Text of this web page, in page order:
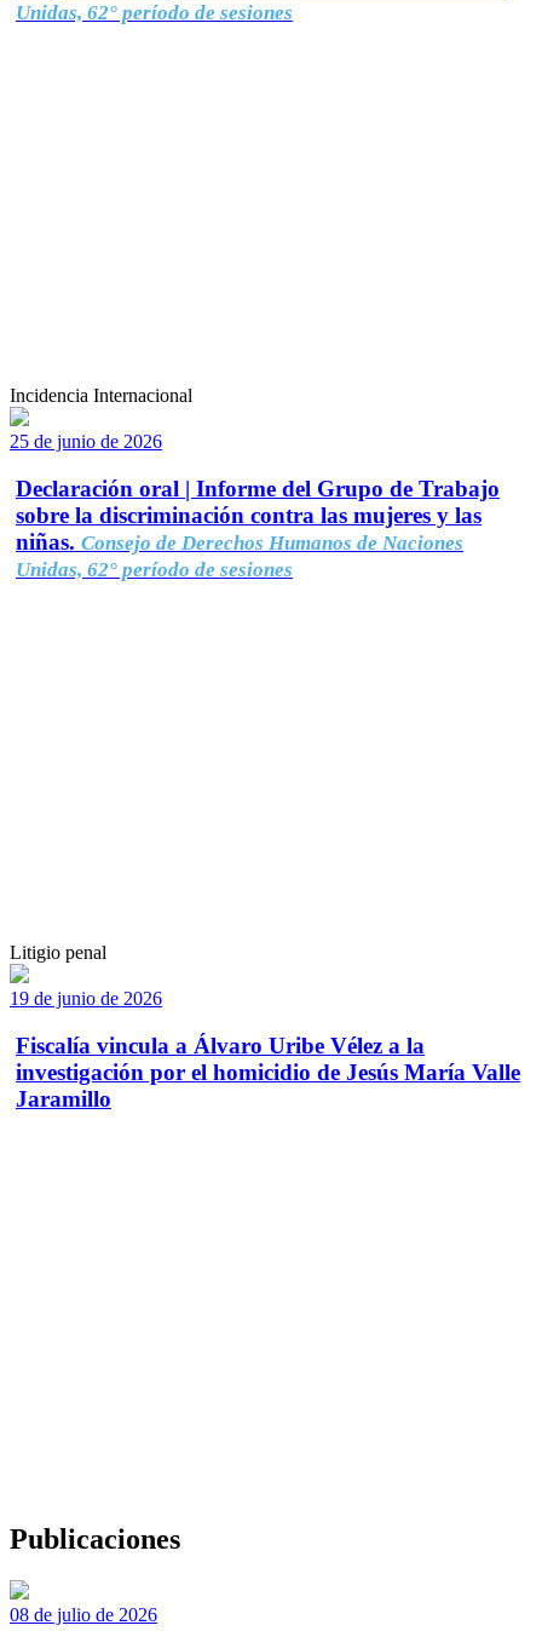
Unidas, 62° período de sesiones
Incidencia Internacional
25 de junio de 2026
Declaración oral | Informe del Grupo de Trabajo
sobre la discriminación contra las mujeres y las
niñas. Consejo de Derechos Humanos de Naciones
Unidas, 62° período de sesiones
Litigio penal
19 de junio de 2026
Fiscalía vincula a Álvaro Uribe Vélez a la
investigación por el homicidio de Jesús María Valle
Jaramillo
Publicaciones
08 de julio de 2026